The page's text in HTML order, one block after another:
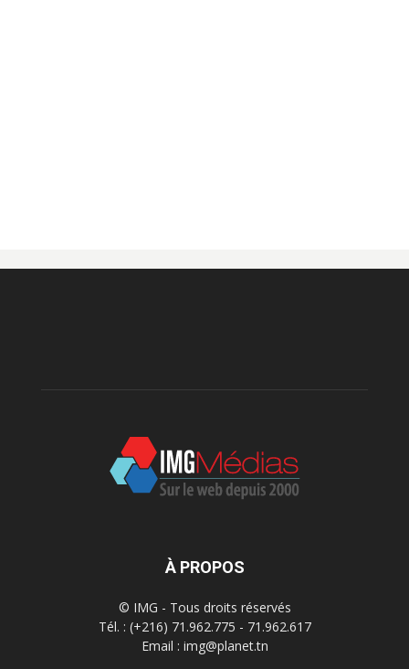
À PROPOS
© IMG - Tous droits réservés
Tél. : (+216) 71.962.775 - 71.962.617
Email : img@planet.tn